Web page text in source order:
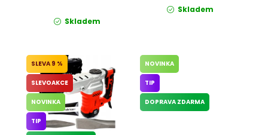
Skladem
Skladem
9 %
SLEVOAKCE
NOVINKA
TIP
NOVINKA
TIP
DOPRAVA ZDARMA